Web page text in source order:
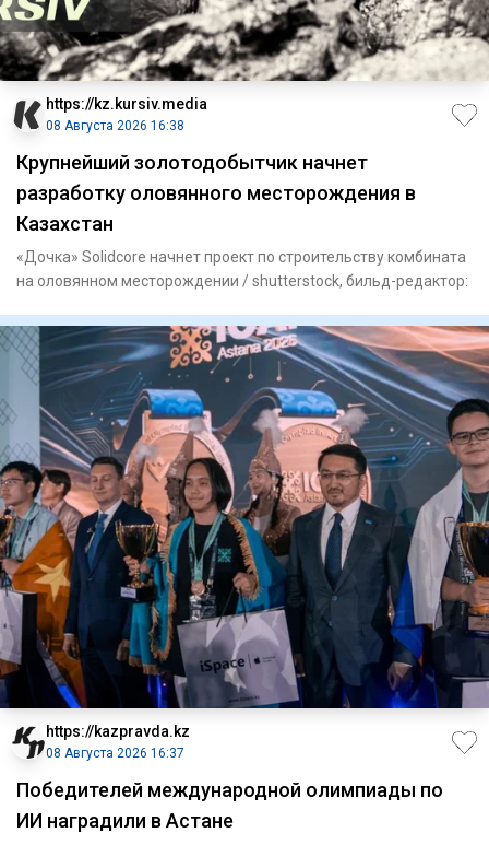
https://kz.kursiv.media
08 Августа 2026 16:38
Крупнейший золотодобытчик начнет
разработку оловянного месторождения в
Казахстан
«Дочка» Solidcore начнет проект по строительству комбината
на оловянном месторождении / shutterstock, бильд-редактор:
https://kazpravda.kz
08 Августа 2026 16:37
Победителей международной олимпиады по
ИИ наградили в Астане